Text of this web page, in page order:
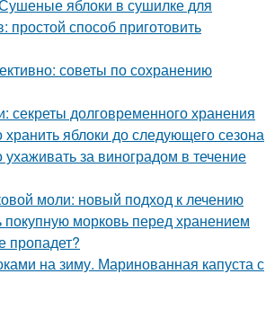
яблоки в сушилке для
способ приготовить
советы по сохранению
секреты долговременного хранения
хранить яблоки до следующего сезона
ухаживать за виноградом в течение
моли: новый подход к лечению
морковь перед хранением
пропадет?
на зиму. Маринованная капуста с